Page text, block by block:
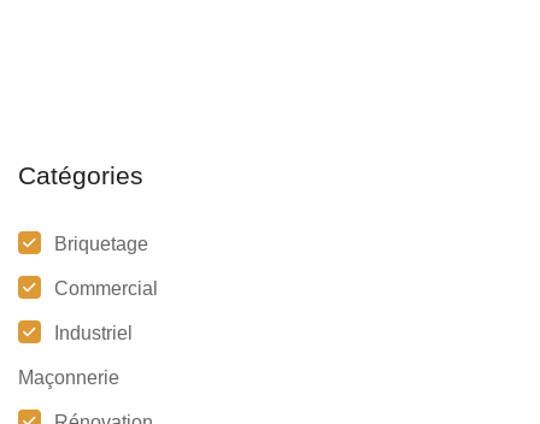
Catégories
Briquetage
Commercial
Industriel
Maçonnerie